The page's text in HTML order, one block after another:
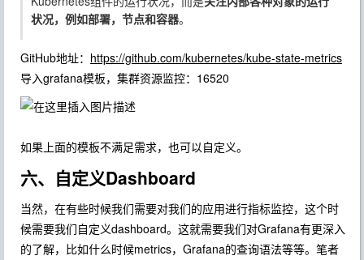
状况，例如部署，节点和容器。
GitHub地址： https://github.com/kubernetes/kube-state-metrics
导入grafana模板，集群资源监控： 16520
如果上面的模板不满足需求，也可以自定义。
六、自定义Dashboard
当然，在有些时候我们需要对我们的应用进行指标监控，这个时
候需要我们自定义dashboard。这就需要我们对Grafana有更深入
的了解，比如什么时候metrics，Grafana的查询语法等等。笔者